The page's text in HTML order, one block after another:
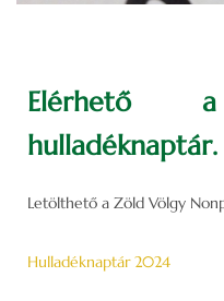
Elérhető
hulladéknaptár.
Letölthető a Zöld Völgy
Hulladéknaptár 2024